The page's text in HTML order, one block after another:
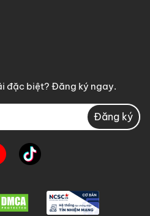
đặc biệt? Đăng ký ngay.
Đăng ký